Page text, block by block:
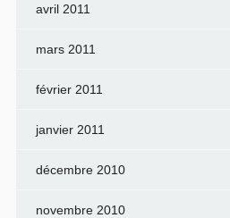
avril 2011
mars 2011
février 2011
janvier 2011
décembre 2010
novembre 2010